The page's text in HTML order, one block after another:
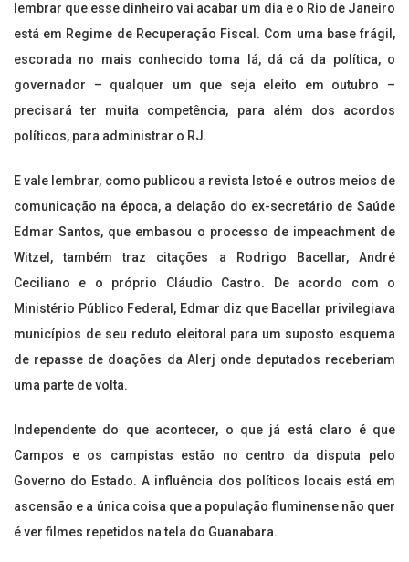
lembrar que esse dinheiro vai acabar um dia e o Rio de Janeiro
está em Regime de Recuperação Fiscal. Com uma base frágil,
escorada no mais conhecido toma lá, dá cá da política, o
governador – qualquer um que seja eleito em outubro –
precisará ter muita competência, para além dos acordos
políticos, para administrar o RJ.
E vale lembrar, como publicou a revista Istoé e outros meios de
comunicação na época, a delação do ex-secretário de Saúde
Edmar Santos, que embasou o processo de impeachment de
Witzel, também traz citações a Rodrigo Bacellar, André
Ceciliano e o próprio Cláudio Castro. De acordo com o
Ministério Público Federal, Edmar diz que Bacellar privilegiava
municípios de seu reduto eleitoral para um suposto esquema
de repasse de doações da Alerj onde deputados receberiam
uma parte de volta.
Independente do que acontecer, o que já está claro é que
Campos e os campistas estão no centro da disputa pelo
Governo do Estado. A influência dos políticos locais está em
ascensão e a única coisa que a população fluminense não quer
é ver filmes repetidos na tela do Guanabara.